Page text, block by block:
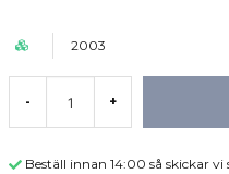
2003
- +
Beställ innan 14:00 så skickar